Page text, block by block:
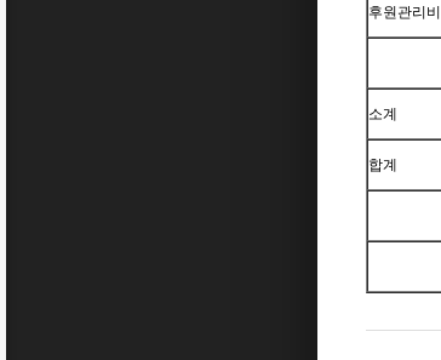
후원관리비
소계
합계